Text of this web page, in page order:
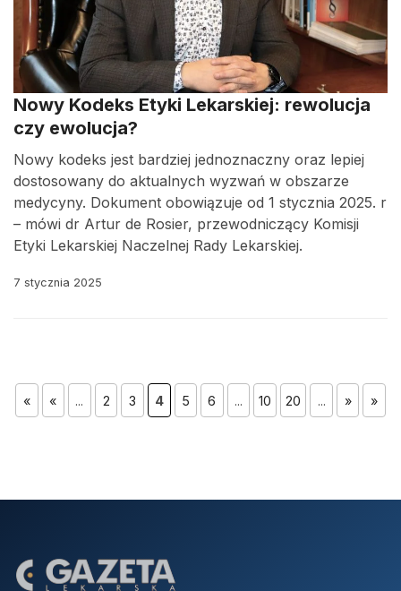
Nowy Kodeks Etyki Lekarskiej: rewolucja
czy ewolucja?
Nowy kodeks jest bardziej jednoznaczny oraz lepiej
dostosowany do aktualnych wyzwań w obszarze
medycyny. Dokument obowiązuje od 1 stycznia 2025. r
– mówi dr Artur de Rosier, przewodniczący Komisji
Etyki Lekarskiej Naczelnej Rady Lekarskiej.
7 stycznia 2025
« « ... 2 3 4 5 6 ... 10 20 ... » »